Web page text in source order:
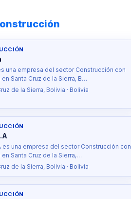
una empresa del sector Construcción con
Santa Cruz de la Sierra, B…
de la Sierra, Bolivia · Bolivia
es una empresa del sector Construcción con
Santa Cruz de la Sierra,…
de la Sierra, Bolivia · Bolivia